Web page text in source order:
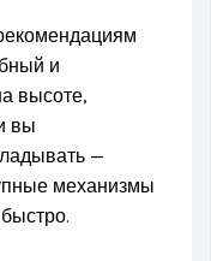
и
высоте,
вы
—
механизмы